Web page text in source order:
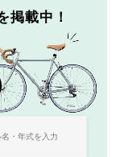
掲載中！